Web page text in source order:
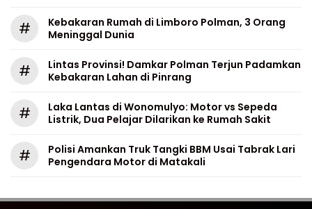
#
Kebakaran Rumah di Limboro Polman, 3 Orang
Meninggal Dunia
#
Lintas Provinsi! Damkar Polman Terjun Padamkan
Kebakaran Lahan di Pinrang
#
Laka Lantas di Wonomulyo: Motor vs Sepeda
Listrik, Dua Pelajar Dilarikan ke Rumah Sakit
#
Polisi Amankan Truk Tangki BBM Usai Tabrak Lari
Pengendara Motor di Matakali